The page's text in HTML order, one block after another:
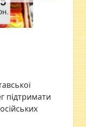
підтримати